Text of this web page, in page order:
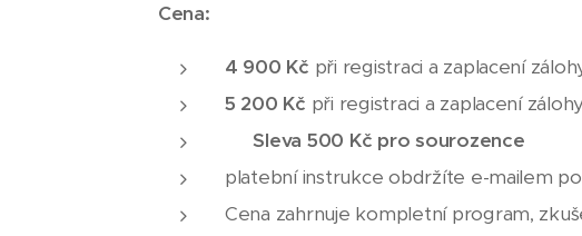
Cena:
4 900 Kč při registraci a zaplacení
5 200 Kč při registraci a zaplacení
Sleva 500 Kč pro sourozence
platební instrukce obdržíte e-mailem
Cena zahrnuje kompletní program,